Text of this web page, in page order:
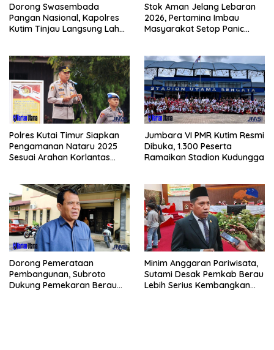
Dorong Swasembada
Pangan Nasional, Kapolres
Kutim Tinjau Langsung Lahan
Stok Aman Jelang Lebaran
2026, Pertamina Imbau
Masyarakat Setop Panic
Polres Kutai Timur Siapkan
Pengamanan Nataru 2025
Sesuai Arahan Korlantas
Jumbara VI PMR Kutim Resmi
Dibuka, 1.300 Peserta
Ramaikan Stadion Kudungga
Dorong Pemerataan
Pembangunan, Subroto
Dukung Pemekaran Berau
Minim Anggaran Pariwisata,
Sutami Desak Pemkab Berau
Lebih Serius Kembangkan